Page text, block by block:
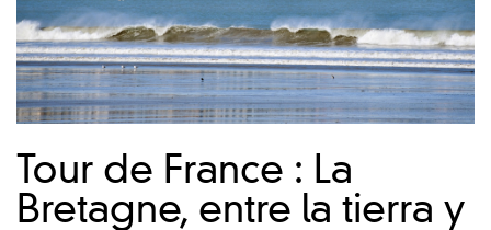
Tour de France : La
Bretagne, entre la tierra y